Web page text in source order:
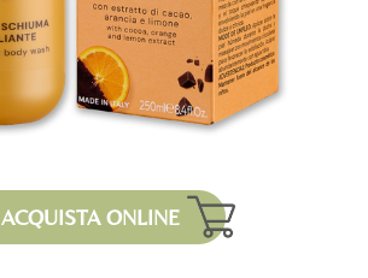
ACQUISTA ONLINE